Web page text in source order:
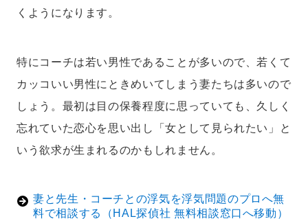
くようになります。
特にコーチは若い男性であることが多いので、若くて
カッコいい男性にときめいてしまう妻たちは多いので
しょう。最初は目の保養程度に思っていても、久しく
忘れていた恋心を思い出し「女として見られたい」と
いう欲求が生まれるのかもしれません。
妻と先生・コーチとの浮気を浮気問題のプロへ無
料で相談する（HAL探偵社 無料相談窓口へ移動）